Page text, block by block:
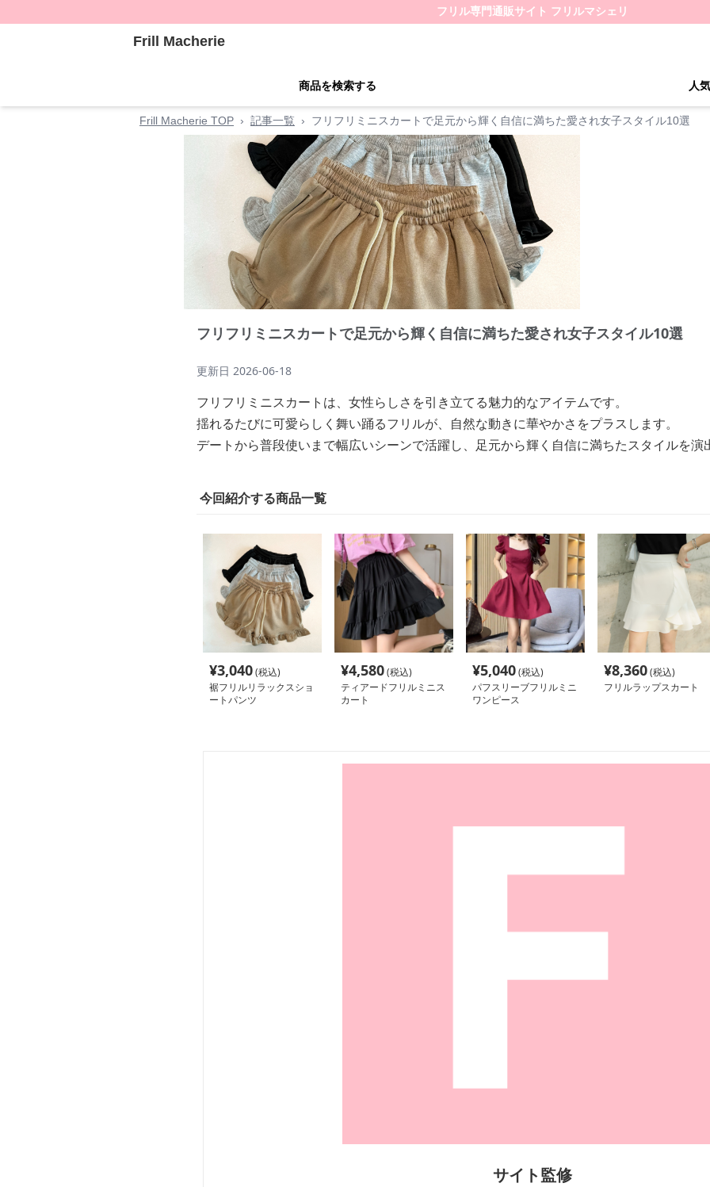
フリル専門通販サイト フリルマシェリ
Frill Macherie
商品を検索する 人
Frill Macherie TOP › 記事一覧 › フリフリミニスカートで足元から輝く自信に満ちた愛され女子スタイル10選
フリフリミニスカートで足元から輝く自信に満ちた愛され女子スタイル10選
更新日 2026-06-18
フリフリミニスカートは、女性らしさを引き立てる魅力的なアイテムです。
揺れるたびに可愛らしく舞い踊るフリルが、自然な動きに華やかさをプラスします。
デートから普段使いまで幅広いシーンで活躍し、足元から輝く自信に満ちたスタイルを演
今回紹介する商品一覧
¥3,040(税込)
裾フリルリラックスショ
ートパンツ
¥4,580(税込)
ティアードフリルミニス
カート
¥5,040(税込)
パフスリーブフリルミニ
ワンピース
¥8,360(税込)
フリルラップスカート
サイト監修